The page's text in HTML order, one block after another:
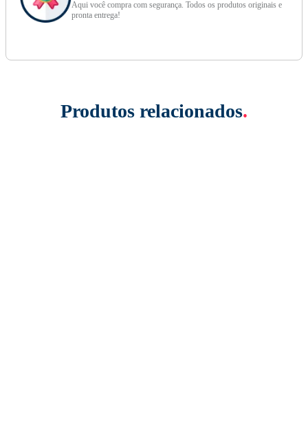
Aqui você compra com segurança. Todos os produtos originais e
pronta entrega!
Produtos relacionados.